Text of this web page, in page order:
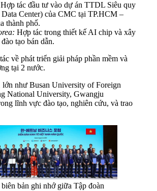
Hợp tác đầu tư vào dự án TTDL Siêu quy
Center) của CMC tại TP.HCM –
thành phố.
Hợp tác trong thiết kế AI chip và xây
tạo bán dẫn.
về phát triển giải pháp phần mềm và
tại 2 nước.
như Busan University of Foreign
National University, Gwangju
lĩnh vực đào tạo, nghiên cứu, và trao
bản ghi nhớ giữa Tập đoàn